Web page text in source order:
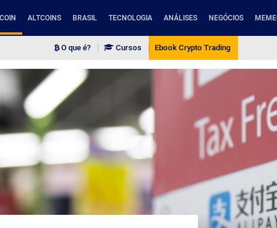
ALTCOINS BRASIL TECNOLOGIA ANÁLISES NEGÓCIOS
O que é? Cursos Ebook Crypto Trading